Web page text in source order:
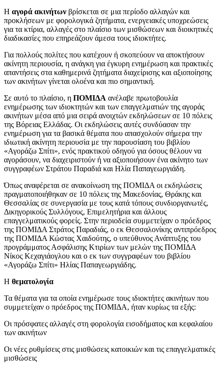
Η αγορά ακινήτων βρίσκεται σε μια περίοδο αλλαγών και
προκλήσεων με φορολογικά ζητήματα, ενεργειακές υποχρεώσεις
για τα κτίρια, αλλαγές στο πλαίσιο των μισθώσεων και διοικητικές
διαδικασίες που επηρεάζουν άμεσα τους ιδιοκτήτες.
Για πολλούς πολίτες που κατέχουν ή σκοπεύουν να αποκτήσουν
ακίνητη περιουσία, η ανάγκη για έγκυρη ενημέρωση και πρακτικές
απαντήσεις στα καθημερινά ζητήματα διαχείρισης και αξιοποίησης
των ακινήτων γίνεται ολοένα και πιο σημαντική.
Σε αυτό το πλαίσιο, η ΠΟΜΙΔΑ ανέλαβε πρωτοβουλία
ενημέρωσης των ιδιοκτητών και των επαγγελματιών της αγοράς
ακινήτων μέσα από μια σειρά ανοιχτών εκδηλώσεων σε 10 πόλεις
της Βόρειας Ελλάδας. Οι εκδηλώσεις αυτές συνδύασαν την
ενημέρωση για τα βασικά θέματα που απασχολούν σήμερα την
ιδιωτική ακίνητη περιουσία με την παρουσίαση του βιβλίου
«Αγοράζω Σπίτι», ενός πρακτικού οδηγού για όσους θέλουν να
αγοράσουν, να διαχειριστούν ή να αξιοποιήσουν ένα ακίνητο των
συγγραφέων Στράτου Παραδιά και Ηλία Παπαγεωργιάδη.
Όπως αναφέρεται σε ανακοίνωση της ΠΟΜΙΔΑ οι εκδηλώσεις
πραγματοποιήθηκαν σε 10 πόλεις της Μακεδονίας, Θράκης και
Θεσσαλίας σε συνεργασία με τους κατά τόπους συνδιοργανωτές,
Δικηγορικούς Συλλόγους, Επιμελητήρια και άλλους
επαγγελματικούς φορείς. Στην περιοδεία συμμετείχαν ο πρόεδρος
της ΠΟΜΙΔΑ Στράτος Παραδιάς, ο εκ Θεσσαλονίκης αντιπρόεδρος
της ΠΟΜΙΔΑ Κώστας Χαιδούτης, ο υπεύθυνος Ανάπτυξης του
προγράμματος Ασφάλισης Κτιρίων των μελών της ΠΟΜΙΔΑ
Νίκος Κεχαγιάογλου και ο εκ των συγγραφέων του βιβλίου
«Αγοράζω Σπίτι» Ηλίας Παπαγεωργιάδης.
Η θεματολογία
Τα θέματα για τα οποία ενημέρωσε τους ιδιοκτήτες ακινήτων που
συμμετείχαν ο πρόεδρος της ΠΟΜΙΔΑ, ήταν κυρίως τα εξής:
Οι πρόσφατες αλλαγές στη φορολογία εισοδήματος και κεφαλαίου
των ακινήτων
Οι νέες ρυθμίσεις στις μισθώσεις κατοικιών και τις επαγγελματικές
μισθώσεις